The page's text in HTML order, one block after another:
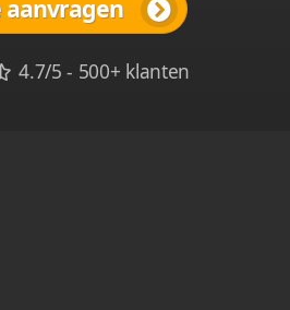
4.7/5 - 500+ klanten